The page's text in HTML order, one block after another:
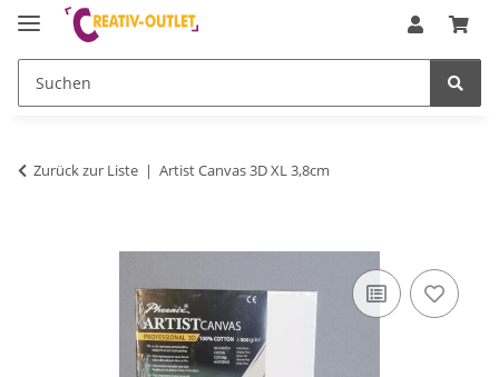
Zurück zur Liste Artist Canvas 3D XL 3,8cm